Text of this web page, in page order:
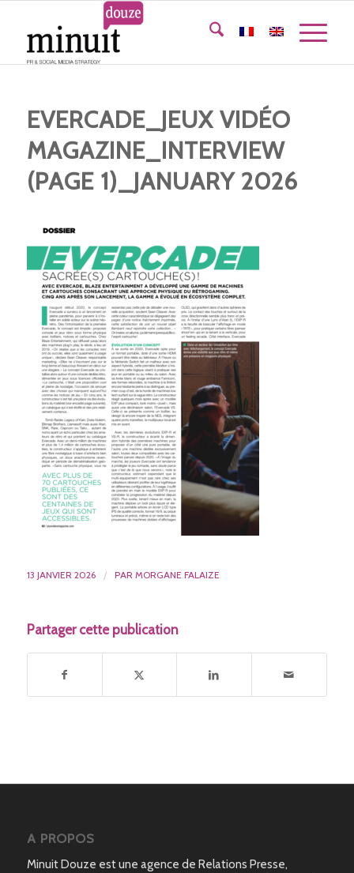
EVERCADE_JEUX VIDÉO
MAGAZINE_INTERVIEW
(PAGE 1)_JANUARY 2026
13 JANVIER 2026 / PAR MORGANE FALAIZE
Partager cette publication
A PROPOS
Minuit Douze est une agence de Relations Presse,